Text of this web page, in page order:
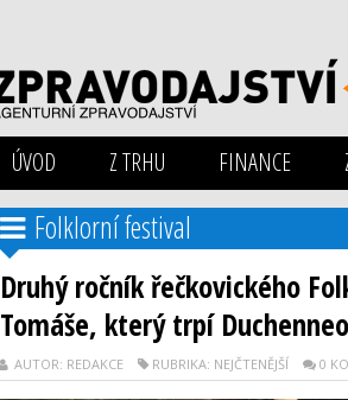
ÚVOD Z TRHU FINANCE
Folklorní festival
Druhý ročník řečkovického
Tomáše, který trpí
AUTOR: REDAKCE RUBRIKA: NEJČTENĚJŠÍ 0